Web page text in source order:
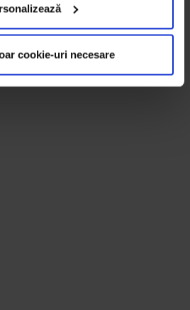
cookie-uri necesare